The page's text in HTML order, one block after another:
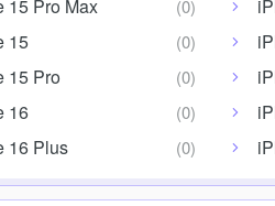
15 Pro Max
15
15 Pro
16
16 Plus